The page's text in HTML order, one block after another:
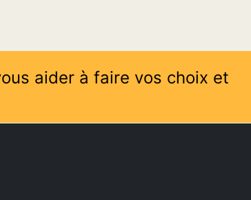
aider à faire vos choix et